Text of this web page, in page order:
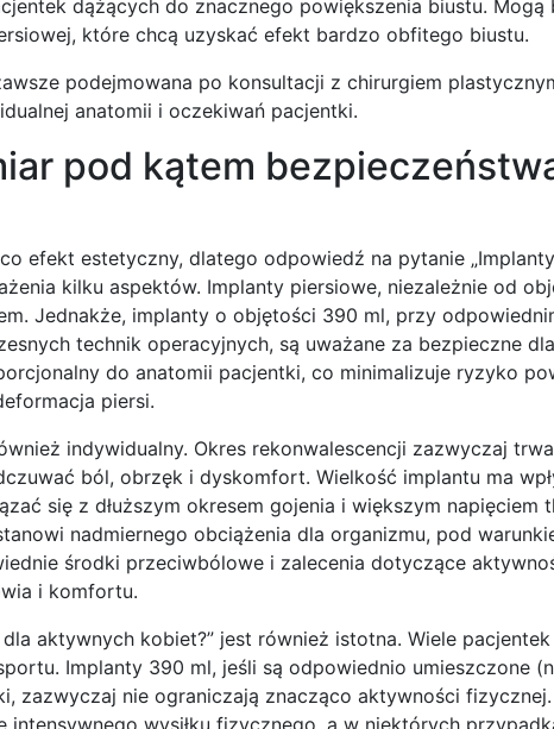
dążących do znacznego powiększenia biustu. Mogą
które chcą uzyskać efekt bardzo obfitego biustu.
podejmowana po konsultacji z chirurgiem
anatomii i oczekiwań pacjentki.
pod kątem
efekt estetyczny, dlatego odpowiedź na pytanie
kilku aspektów. Implanty piersiowe, niezależnie od
Jednakże, implanty o objętości 390 ml, przy
technik operacyjnych, są uważane za bezpieczne
do anatomii pacjentki, co minimalizuje ryzyko
piersi.
indywidualny. Okres rekonwalescencji zazwyczaj
ból, obrzęk i dyskomfort. Wielkość implantu ma
się z dłuższym okresem gojenia i większym napięciem
nadmiernego obciążenia dla organizmu, pod
środki przeciwbólowe i zalecenia dotyczące
i komfortu.
aktywnych kobiet?” jest również istotna. Wiele
Implanty 390 ml, jeśli są odpowiednio umieszczone
zazwyczaj nie ograniczają znacząco aktywności
wysiłku fizycznego, a w niektórych